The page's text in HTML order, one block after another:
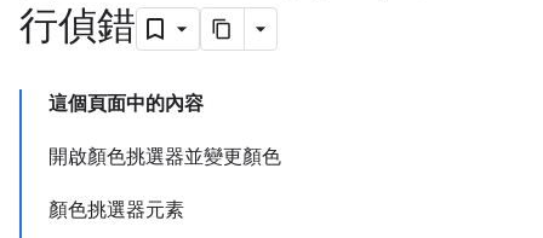
行偵錯
這個頁面中的內容
開啟顏色挑選器並變更顏色
顏色挑選器元素